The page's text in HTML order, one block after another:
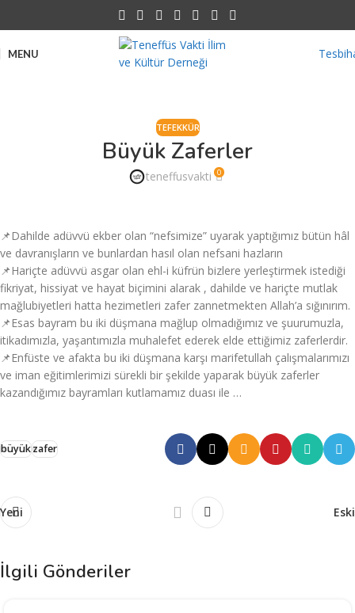
MENU
TEFEKKÜR
Büyük Zaferler
teneffusvakti 0
📌Dahilde adüvvü ekber olan “nefsimize” uyarak yaptığımız bütün hâl
ve davranışların ve bunlardan hasıl olan nefsani hazların
📌Hariçte adüvvü asgar olan ehl-i küfrün bizlere yerleştirmek istediği
fikriyat, hissiyat ve hayat biçimini alarak , dahilde ve hariçte mutlak
mağlubiyetleri hatta hezimetleri zafer zannetmekten Allah’a sığınırım.
📌Esas bayram bu iki düşmana mağlup olmadığımız ve şuurumuzla,
itikadımızla, yaşantımızla muhalefet ederek elde ettiğimiz zaferlerdir.
📌Enfüste ve afakta bu iki düşmana karşı marifetullah çalışmalarımızı
ve iman eğitimlerimizi sürekli bir şekilde yaparak büyük zaferler
kazandığımız bayramları kutlamamız duası ile …
büyükzafer
Yeni Eski
İlgili Gönderiler